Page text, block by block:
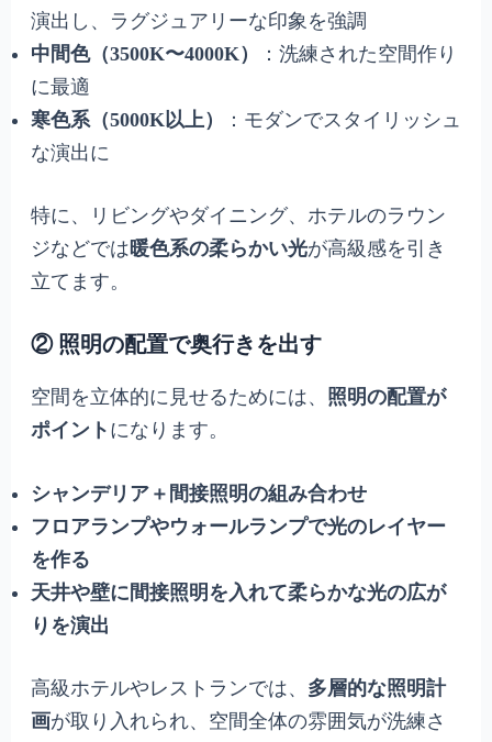
演出し、ラグジュアリーな印象を強調
中間色（3500K〜4000K）
：洗練された空間作り
に最適
寒色系（5000K以上）
：モダンでスタイリッシュ
な演出に
特に、リビングやダイニング、ホテルのラウン
ジなどでは暖色系の柔らかい光が高級感を引き
立てます。
② 照明の配置で奥行きを出す
空間を立体的に見せるためには、 照明の配置が
ポイント になります。
シャンデリア＋間接照明の組み合わせ
フロアランプやウォールランプで光のレイヤー
を作る
天井や壁に間接照明を入れて柔らかな光の広が
りを演出
高級ホテルやレストランでは、 多層的な照明計
画が取り入れられ、空間全体の雰囲気が洗練さ